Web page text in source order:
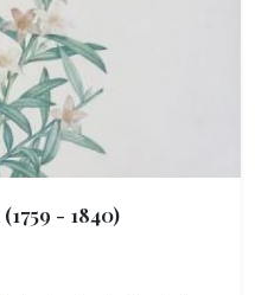
(1759 - 1840)